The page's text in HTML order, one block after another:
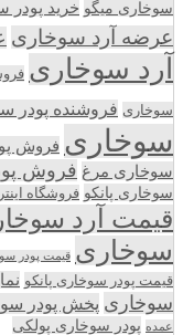
سوخاری میگو خرید پودر
عرضه آرد سوخاری
آرد سوخاری
سوخاری فروشنده پودر
سوخاری فروش
سوخاری مرغ فروش
سوخاری پانکو فروشگاه
قیمت آرد
سوخاری قیمت پودر
قیمت پودر سوخاری پانکو
سوخاری پخش پودر
عمده پودر سوخاری پولکی